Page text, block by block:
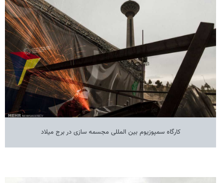
کارگاه سمپوزیوم بین المللی مجسمه سازی در برج میلاد